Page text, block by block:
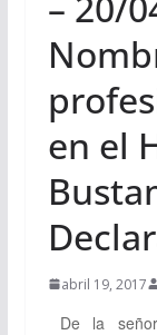
en el
abril 19, 2017
De la